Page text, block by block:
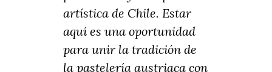
artística de Chile. Estar
aquí es una oportunidad
para unir la tradición de
la pastelería austriaca con